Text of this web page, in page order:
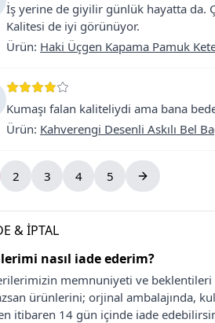
İş yerine de giyilir günlük hayatta da.
Kalitesi de iyi görünüyor.
Ürün: Haki Üçgen Kapama Pamuk
Kumaşı falan kaliteliydi ama bana
Ürün: Kahverengi Desenli Askılı Bel
2 3 4 5
& İPTAL
nasıl iade ederim?
memnuniyeti ve
ürünlerini; orjinal ambalajında,
itibaren 14 gün içinde iade